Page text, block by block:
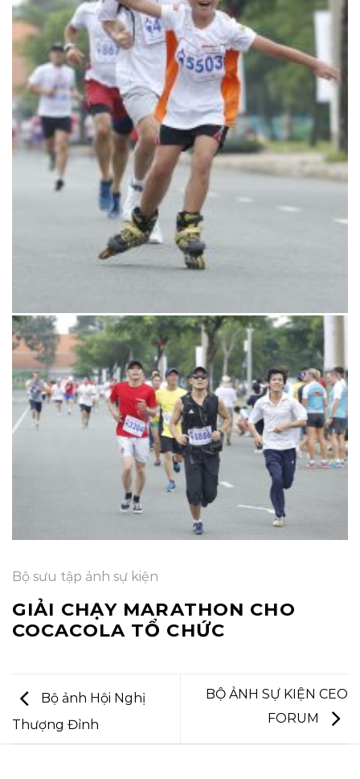
Bộ sưu tập ảnh sự kiện
GIẢI CHẠY MARATHON CHO
COCACOLA TỔ CHỨC
Bộ ảnh Hội Nghị
Thượng Đỉnh
BỘ ẢNH SỰ KIỆN CEO
FORUM